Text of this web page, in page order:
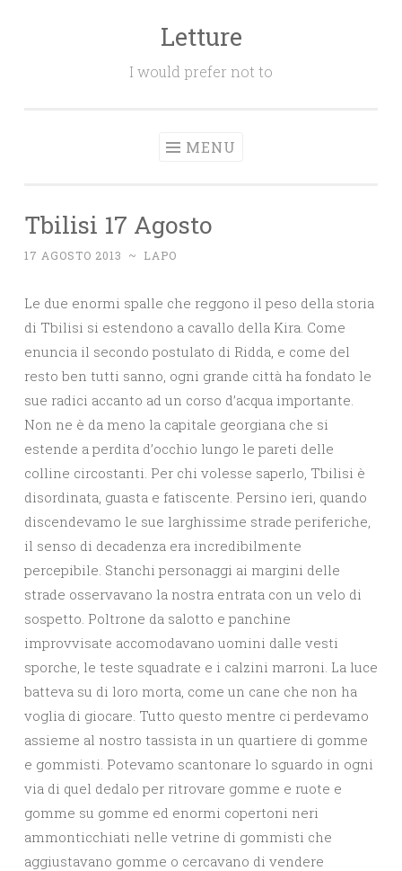
Letture
I would prefer not to
MENU
Tbilisi 17 Agosto
17 AGOSTO 2013 ~ LAPO
Le due enormi spalle che reggono il peso della storia
di Tbilisi si estendono a cavallo della Kira. Come
enuncia il secondo postulato di Ridda, e come del
resto ben tutti sanno, ogni grande città ha fondato le
sue radici accanto ad un corso d’acqua importante.
Non ne è da meno la capitale georgiana che si
estende a perdita d’occhio lungo le pareti delle
colline circostanti. Per chi volesse saperlo, Tbilisi è
disordinata, guasta e fatiscente. Persino ieri, quando
discendevamo le sue larghissime strade periferiche,
il senso di decadenza era incredibilmente
percepibile. Stanchi personaggi ai margini delle
strade osservavano la nostra entrata con un velo di
sospetto. Poltrone da salotto e panchine
improvvisate accomodavano uomini dalle vesti
sporche, le teste squadrate e i calzini marroni. La luce
batteva su di loro morta, come un cane che non ha
voglia di giocare. Tutto questo mentre ci perdevamo
assieme al nostro tassista in un quartiere di gomme
e gommisti. Potevamo scantonare lo sguardo in ogni
via di quel dedalo per ritrovare gomme e ruote e
gomme su gomme ed enormi copertoni neri
ammonticchiati nelle vetrine di gommisti che
aggiustavano gomme o cercavano di vendere